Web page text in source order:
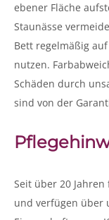
ebener Fläche
Staunässe
Bett regelmäßig
nutzen.
Schäden durch
sind von der
Seit über 20
und verfügen über